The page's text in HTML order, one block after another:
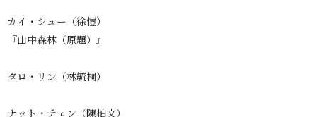
カイ・シュー（徐愷）
『山中森林（原題）』
タロ・リン（林毓桐）
ナット・チェン（陳柏文）